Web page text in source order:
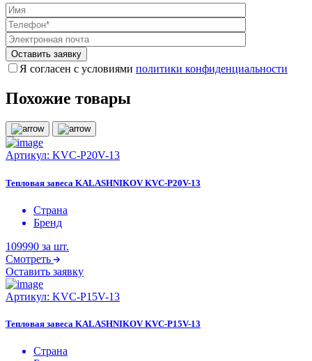
Я согласен с условиями политики конфиденциальности
Похожие товары
Артикул: KVC-P20V-13
Тепловая завеса KALASHNIKOV KVC-P20V-13
Страна
Бренд
109990 за шт.
Смотреть
Оставить заявку
Артикул: KVC-P15V-13
Тепловая завеса KALASHNIKOV KVC-P15V-13
Страна